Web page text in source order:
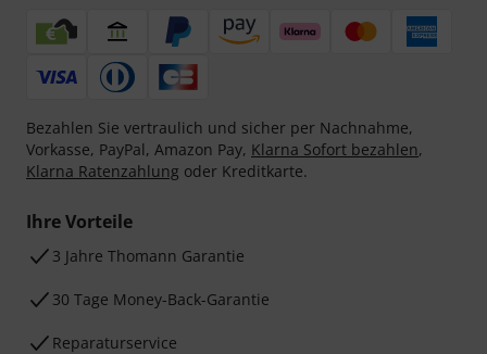
Bezahlen Sie vertraulich und sicher per Nachnahme,
Vorkasse, PayPal, Amazon Pay, Klarna Sofort bezahlen,
Klarna Ratenzahlung oder Kreditkarte.
Ihre Vorteile
3 Jahre Thomann Garantie
30 Tage Money-Back-Garantie
Reparaturservice